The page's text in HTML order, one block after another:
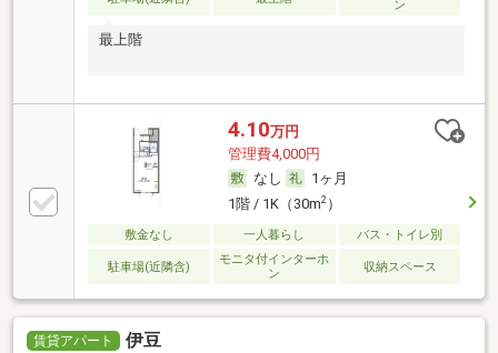
ン
最上階
4.10万円
管理費4,000円
なし
1ヶ月
1階 / 1K（30m2）
敷金なし 一人暮らし バス・トイレ別
駐車場(近隣含)
モニタ付インターホ
ン
収納スペース
賃貸アパート 伊豆